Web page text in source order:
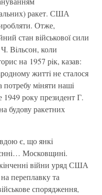
ракет. США
Отже,
стан вiйськової сили
Вiльсон, коли
на 1957 рiк, казав:
життi не сталося
потребу мiняти нашi
року президент Г.
будову ракетних
є, що янкi
Московщинi.
вiйни уряд США
переплавку та
спорядження,